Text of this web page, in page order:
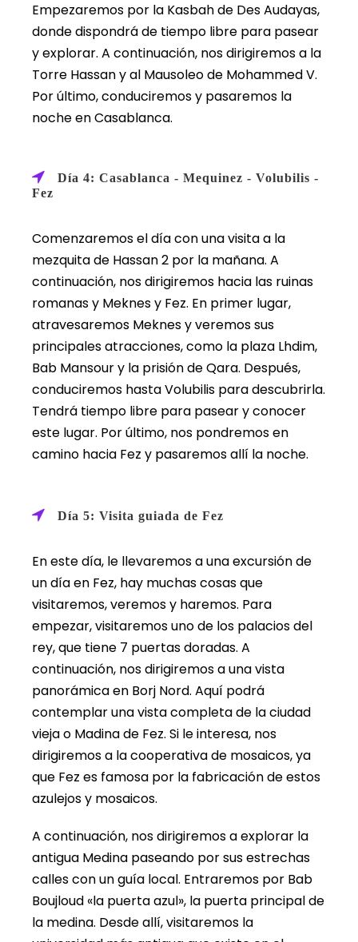
Empezaremos por la Kasbah de Des Audayas,
donde dispondrá de tiempo libre para pasear
y explorar. A continuación, nos dirigiremos a la
Torre Hassan y al Mausoleo de Mohammed V.
Por último, conduciremos y pasaremos la
noche en Casablanca.
Día 4: Casablanca - Mequinez - Volubilis -
Fez
Comenzaremos el día con una visita a la
mezquita de Hassan 2 por la mañana. A
continuación, nos dirigiremos hacia las ruinas
romanas y Meknes y Fez. En primer lugar,
atravesaremos Meknes y veremos sus
principales atracciones, como la plaza Lhdim,
Bab Mansour y la prisión de Qara. Después,
conduciremos hasta Volubilis para descubrirla.
Tendrá tiempo libre para pasear y conocer
este lugar. Por último, nos pondremos en
camino hacia Fez y pasaremos allí la noche.
Día 5: Visita guiada de Fez
En este día, le llevaremos a una excursión de
un día en Fez, hay muchas cosas que
visitaremos, veremos y haremos. Para
empezar, visitaremos uno de los palacios del
rey, que tiene 7 puertas doradas. A
continuación, nos dirigiremos a una vista
panorámica en Borj Nord. Aquí podrá
contemplar una vista completa de la ciudad
vieja o Madina de Fez. Si le interesa, nos
dirigiremos a la cooperativa de mosaicos, ya
que Fez es famosa por la fabricación de estos
azulejos y mosaicos.
A continuación, nos dirigiremos a explorar la
antigua Medina paseando por sus estrechas
calles con un guía local. Entraremos por Bab
Boujloud «la puerta azul», la puerta principal de
la medina. Desde allí, visitaremos la